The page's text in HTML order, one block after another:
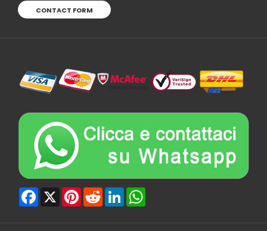
CONTACT FORM
Facebook
X PinterestRedditLinkedIn